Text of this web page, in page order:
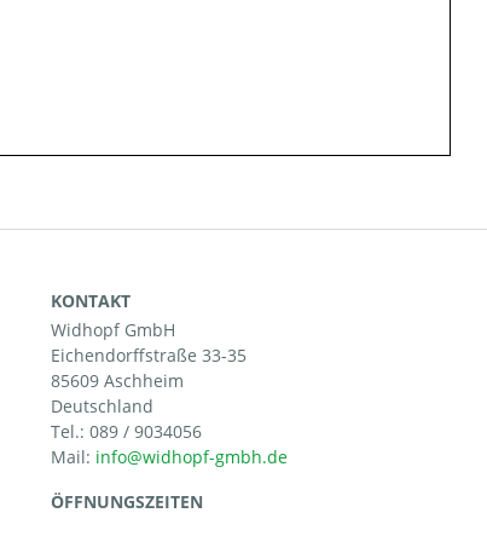
KONTAKT
Widhopf GmbH
Eichendorffstraße 33-35
85609 Aschheim
Deutschland
Tel.: 089 / 9034056
Mail:
ÖFFNUNGSZEITEN